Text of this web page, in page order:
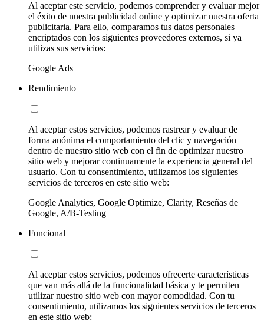
Al aceptar este servicio, podemos comprender y evaluar mejor
el éxito de nuestra publicidad online y optimizar nuestra oferta
publicitaria. Para ello, comparamos tus datos personales
encriptados con los siguientes proveedores externos, si ya
utilizas sus servicios:
Google Ads
Rendimiento
Al aceptar estos servicios, podemos rastrear y evaluar de
forma anónima el comportamiento del clic y navegación
dentro de nuestro sitio web con el fin de optimizar nuestro
sitio web y mejorar continuamente la experiencia general del
usuario. Con tu consentimiento, utilizamos los siguientes
servicios de terceros en este sitio web:
Google Analytics, Google Optimize, Clarity, Reseñas de
Google, A/B-Testing
Funcional
Al aceptar estos servicios, podemos ofrecerte características
que van más allá de la funcionalidad básica y te permiten
utilizar nuestro sitio web con mayor comodidad. Con tu
consentimiento, utilizamos los siguientes servicios de terceros
en este sitio web: